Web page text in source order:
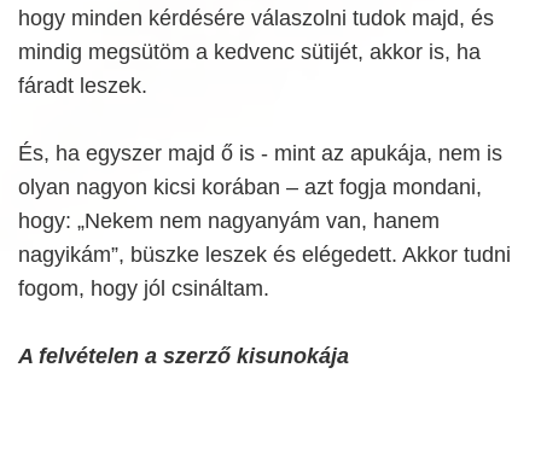
hogy minden kérdésére válaszolni tudok majd, és
mindig megsütöm a kedvenc sütijét, akkor is, ha
fáradt leszek.
És, ha egyszer majd ő is - mint az apukája, nem is
olyan nagyon kicsi korában – azt fogja mondani,
hogy: „Nekem nem nagyanyám van, hanem
nagyikám”, büszke leszek és elégedett. Akkor tudni
fogom, hogy jól csináltam.
A felvételen a szerző kisunokája